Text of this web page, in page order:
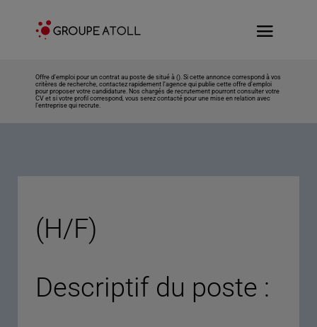
Offre d’emploi pour un contrat au poste de situé à (). Si cette annonce correspond à vos
critères de recherche, contactez rapidement l’agence qui publie cette offre d’emploi
pour proposer votre candidature. Nos chargés de recrutement pourront consulter votre
CV et si votre profil correspond, vous serez contacté pour une mise en relation avec
l’entreprise qui recrute.
(H/F)
Descriptif du poste :